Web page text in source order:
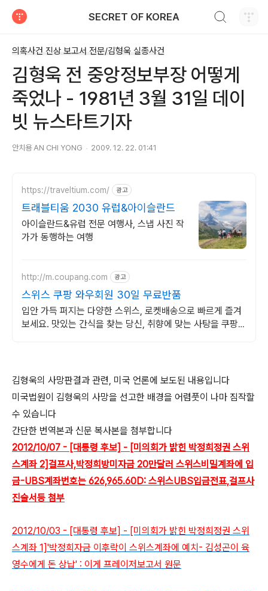
SECRET OF KOREA
의혹사건 진상 보고서 전문/김형욱 실종사건
김형욱 전 중앙정보부장 어떻게
죽었나 - 1981년 3월 31일 데이
빗 뉴스타트기자
안치용 AN CHI YONG 2009. 12. 22. 01:41
https://traveltium.com/ 광고
트래블티움 2030 유럽&아이슬란드
아이슬란드&유럽 전문 여행사, 스냅 사진 작
가가 동행하는 여행
http://m.coupang.com 광고
스위스 쿠팡 와우회원 30일 무료반품
입안 가득 퍼지는 다양한 스위스, 로켓배송으로 빠르게 즐겨
보세요. 맛있는 간식을 찾는 당신, 취향에 맞는 사탕을 쿠팡에
김형욱의 사망판결과 관련, 미국 언론에 보도된 내용입니다
미국법원이 김형욱의 사망을 선고한 배경을 어렴풋이 나마 짐작할
수 있습니다
간단한 번역본과 신문 복사본을 첨부합니다
2012/10/07 - [대통령 후보] - [미의회가 밝힌 박정희정권 스위
스계좌 2]걸프사,박정희방미자금 20만달러 스위스비밀계좌에 입
금-UBS계좌번호는 626,965.60D: 스위스UBS입금전표,걸프사
진술서등 첨부
2012/10/03 - [대통령 후보] - [미의회가 밝힌 박정희정권 스위
스계좌 1]'박정희자금 이후락이 스위스계좌에 예치- 김성곤이 육
영수에게 돈 상납' : 이게 프레이저보고서 원문